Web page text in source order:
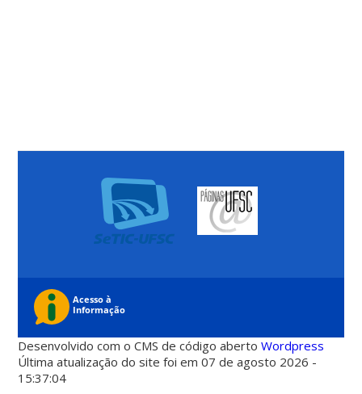
Desenvolvido com o CMS de código abertoWordpress
Última atualização do site foi em 07 de agosto 2026 -
15:37:04